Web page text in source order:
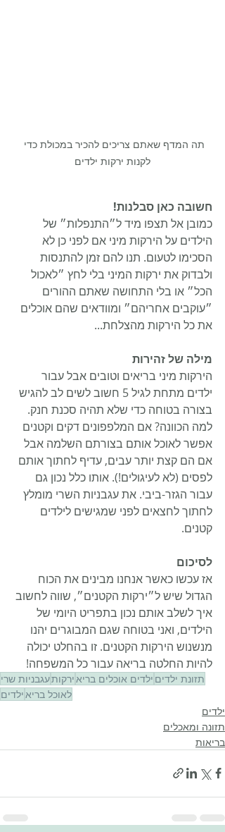
תה המדף שאתם צריכים להכיר במכולת כדי
לקנות ירקות ילדים
חשובה כאן סבלנות!
כמובן אל תצפו מיד ל״התנפלות״ של
הילדים על הירקות מיני אם לפני כן לא
הסכימו לטעום. תנו להם זמן להתנסות
ולבדוק את ירקות המיני בלי לחץ ״לאכול
הכל״ או בלי התחושה שאתם ההורים
״עוקבים אחריהם״ ומוודאים שהם אוכלים
את כל הירקות מהצלחת...
מילה של זהירות
הירקות מיני בריאים וטובים אבל עבור
ילדים מתחת לגיל 5 חשוב לשים לב להגיש
בצורה בטוחה כדי שלא תהיה סכנת חנק.
למה הכוונה? אם המלפפונים דקים וקטנים
אפשר לאוכל אותם בצורתם השלמה אבל
אם הם קצת יותר עבים, עדיף לחתוך אותם
לפסים (לא לעיגולים!). אותו כלל נכון גם
עבור הגזר-ביבי. את עגבניות השרי מומלץ
לחתוך לחצאים לפני שמגישים לילדים
קטנים.
לסיכום
אז עכשו כאשר אנחנו מבינים את הכוח
הגדול שיש ל״ירקות הקטנים״, שווה לחשוב
איך לשלב אותם נכון בתפריט היומי של
הילדים, ואני בטוחה שגם המבוגרים יהנו
מנשנוש הירקות הקטנים. זו בהחלט יכולה
להיות החלטה בריאה עבור כל המשפחה!
תזונת ילדים ילדים אוכלים בריאירקותעגבניות שרי
לאוכל בריאילדים
ילדים
תזונה ומאכלים
בריאות